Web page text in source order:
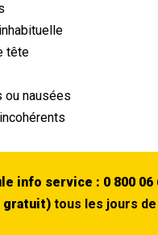
tête
ou nausées
info service : 0 800 06
gratuit) tous les jours de